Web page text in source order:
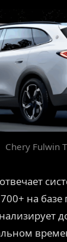
Chery Fulwin
на базе